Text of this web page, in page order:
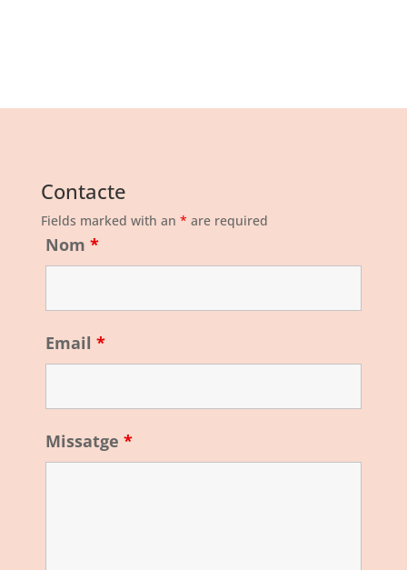
Contacte
Fields marked with an * are required
Nom *
Email *
Missatge *